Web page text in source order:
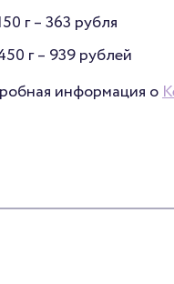
г –363 рубля
г – 939 рублей
информация о